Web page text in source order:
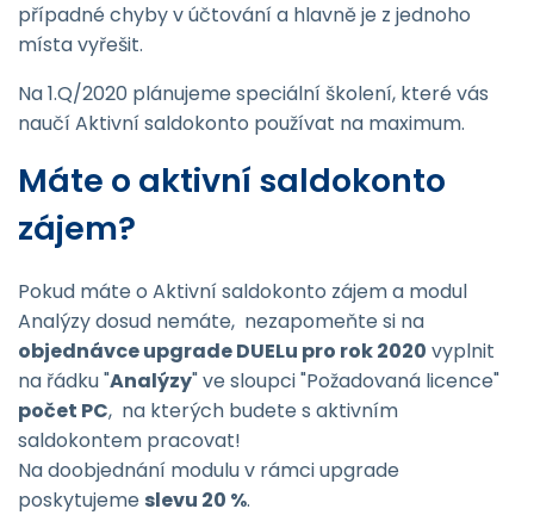
případné chyby v účtování a hlavně je z jednoho
místa vyřešit.
Na 1.Q/2020 plánujeme speciální školení, které vás
naučí Aktivní saldokonto používat na maximum.
Máte o aktivní saldokonto
zájem?
Pokud máte o Aktivní saldokonto zájem a modul
Analýzy dosud nemáte, nezapomeňte si na
objednávce upgrade DUELu pro rok 2020 vyplnit
na řádku "Analýzy" ve sloupci "Požadovaná licence"
počet PC, na kterých budete s aktivním
saldokontem pracovat!
Na doobjednání modulu v rámci upgrade
poskytujeme slevu 20 %.